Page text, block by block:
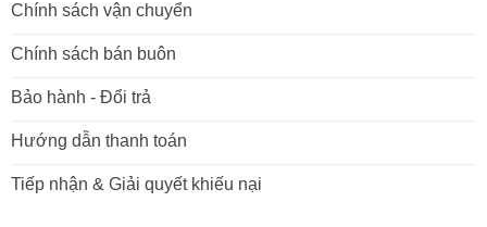
Chính sách vận chuyển
Chính sách bán buôn
Bảo hành - Đổi trả
Hướng dẫn thanh toán
Tiếp nhận & Giải quyết khiếu nại